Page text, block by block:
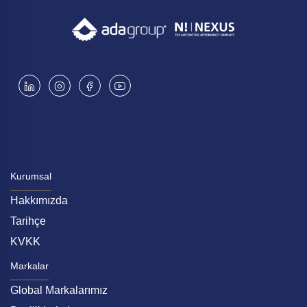
Kurumsal
Hakkımızda
Tarihçe
KVKK
Markalar
Global Markalarımız